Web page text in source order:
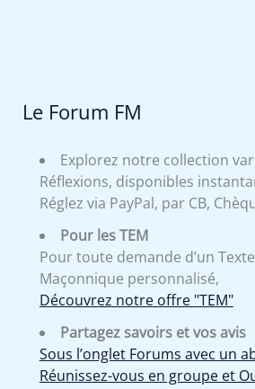
Le Forum FM
Explorez notre collection
Réflexions, disponibles
Réglez via PayPal, par CB,
Pour les TEM
Pour toute demande d’un Texte
Maçonnique personnalisé,
Découvrez notre offre "TEM"
Partagez savoirs et vos avis
Sous l’onglet Forums avec un
Réunissez-vous en groupe et